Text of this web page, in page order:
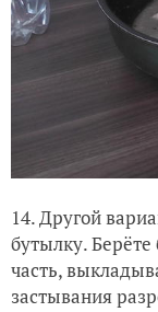
14. Другой
бутылку.
часть,
застывания